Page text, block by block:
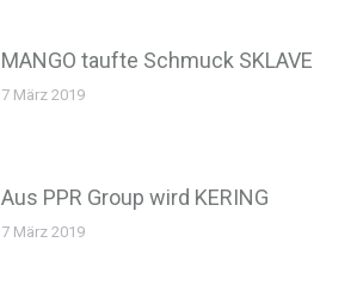
MANGO taufte Schmuck SKLAVE
7 März 2019
Aus PPR Group wird KERING
7 März 2019